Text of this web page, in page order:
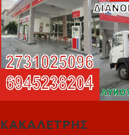
ΚΑΚΑΛΕΤΡΗΣ